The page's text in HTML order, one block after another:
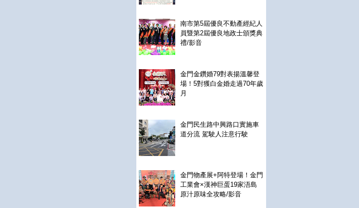
南市第5屆優良不動產經紀人
員暨第2屆優良地政士頒獎典
禮/影音
金門金鑽婚79對表揚溫馨登
場！5對獲白金婚走過70年歲
月
金門民生路中興路口實施車
道分流 駕駛人注意行駛
金門物產展+阿特登場！金門
工業會×漢神巨蛋19家浯島
原汁原味全攻略/影音